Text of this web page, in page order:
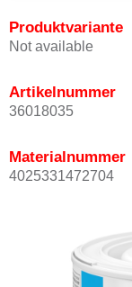
Produktvariante
Not available
Artikelnummer
36018035
Materialnummer
4025331472704